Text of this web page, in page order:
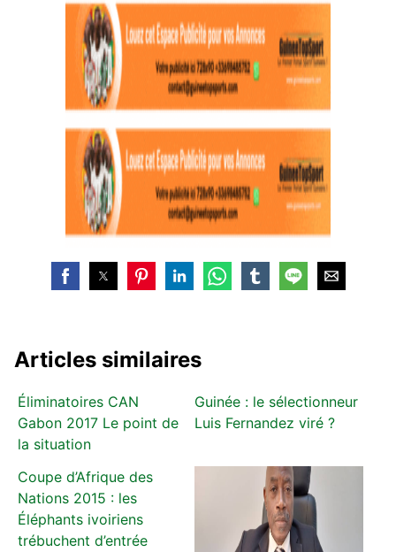
Articles similaires
Éliminatoires CAN
Gabon 2017 Le point de
la situation
Guinée : le sélectionneur
Luis Fernandez viré ?
Coupe d’Afrique des
Nations 2015 : les
Éléphants ivoiriens
trébuchent d’entrée